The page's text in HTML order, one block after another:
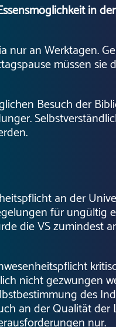
in
nur an Werktagen.
müssen
Besuch der
an der
für ungültig
die VS
nicht gezwungen
des
an der Qualität
nur.